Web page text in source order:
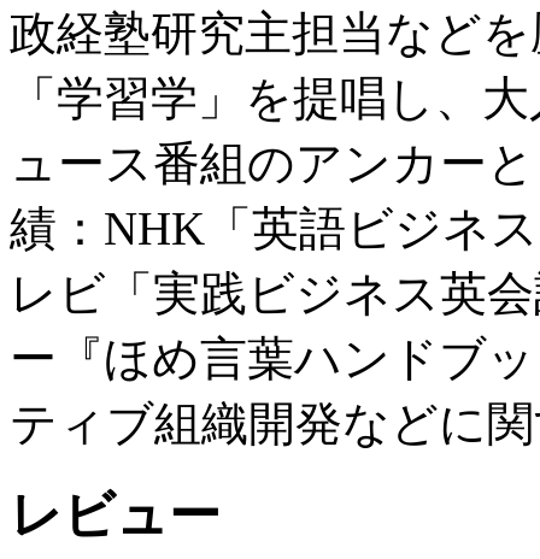
政経塾研究主担当など
「学習学」を提唱し、
ュース番組のアンカー
績：NHK「英語ビジネ
レビ「実践ビジネス英
ー『ほめ言葉ハンドブ
ティブ組織開発などに
レビュー